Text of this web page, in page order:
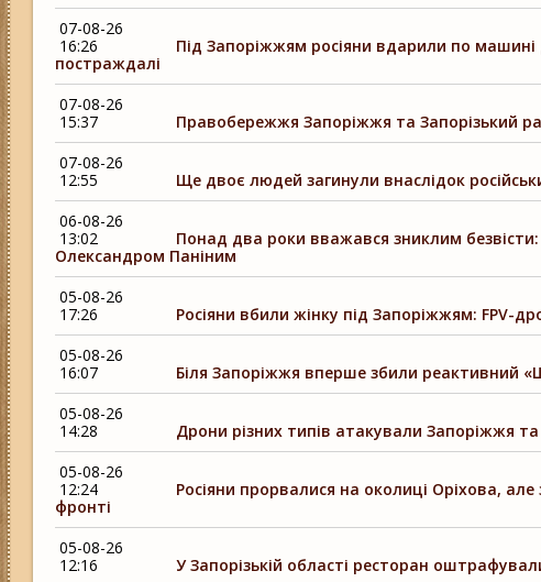
07-08-26
16:26
Під Запоріжжям росіяни вдарили по
постраждалі
07-08-26
15:37
Правобережжя Запоріжжя та Запорізький
07-08-26
12:55
Ще двоє людей загинули внаслідок
06-08-26
13:02
Понад два роки вважався зниклим безвісти:
Олександром Паніним
05-08-26
17:26
Росіяни вбили жінку під Запоріжжям: FPV-
05-08-26
16:07
Біля Запоріжжя вперше збили реактивний
05-08-26
14:28
Дрони різних типів атакували Запоріжжя
05-08-26
12:24
Росіяни прорвалися на околиці Оріхова,
фронті
05-08-26
12:16
У Запорізькій області ресторан